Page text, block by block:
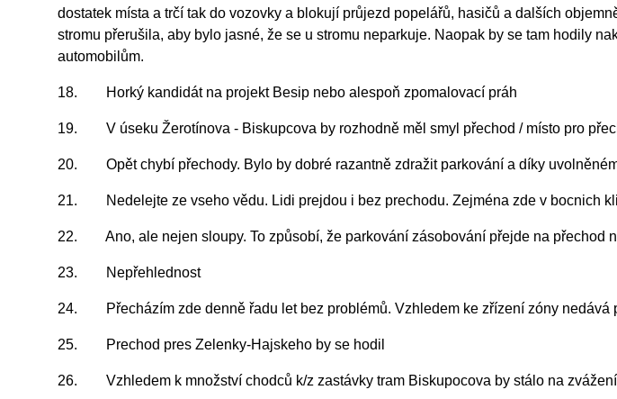
dostatek místa a trčí tak do vozovky a blokují průjezd popelářů, hasičů a dalších
stromu přerušila, aby bylo jasné, že se u stromu neparkuje. Naopak by se tam hodily
automobilům.
18. Horký kandidát na projekt Besip nebo alespoň zpomalovací práh
19. V úseku Žerotínova - Biskupcova by rozhodně měl smyl přechod / místo pro
20. Opět chybí přechody. Bylo by dobré razantně zdražit parkování a díky
21. Nedelejte ze vseho vědu. Lidi prejdou i bez prechodu. Zejména zde v bocnich
22. Ano, ale nejen sloupy. To způsobí, že parkování zásobování přejde na přechod
23. Nepřehlednost
24. Přecházím zde denně řadu let bez problémů. Vzhledem ke zřízení zóny nedává
25. Prechod pres Zelenky-Hajskeho by se hodil
26. Vzhledem k množství chodců k/z zastávky tram Biskupocova by stálo na